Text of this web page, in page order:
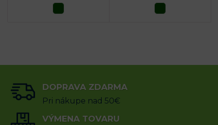
DOPRAVA ZDARMA
Pri nákupe nad 50€
VÝMENA TOVARU